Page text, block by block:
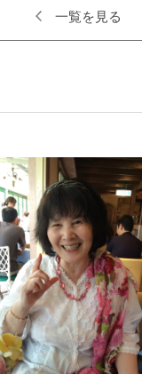
一覧を見る